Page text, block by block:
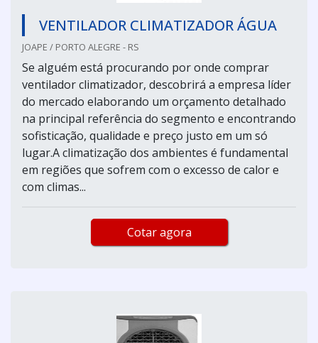
VENTILADOR CLIMATIZADOR ÁGUA
JOAPE / PORTO ALEGRE - RS
Se alguém está procurando por onde comprar
ventilador climatizador, descobrirá a empresa líder
do mercado elaborando um orçamento detalhado
na principal referência do segmento e encontrando
sofisticação, qualidade e preço justo em um só
lugar.A climatização dos ambientes é fundamental
em regiões que sofrem com o excesso de calor e
com climas...
Cotar agora